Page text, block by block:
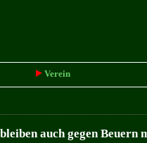
Verein
auch gegen